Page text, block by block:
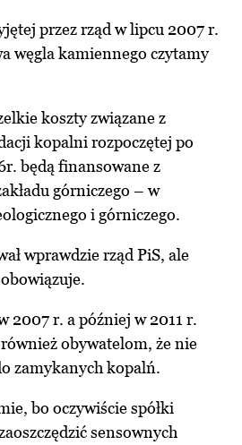
przez rząd w lipcu 2007 r.
węgla kamiennego czytamy
koszty związane z
kopalni rozpoczętej po
będą finansowane z
górniczego – w
i górniczego.
wprawdzie rząd PiS, ale
2007 r. a później w 2011 r.
obywatelom, że nie
zamykanych kopalń.
bo oczywiście spółki
sensownych